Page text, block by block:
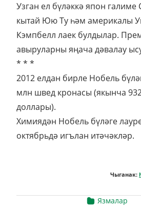
Узган ел бүләккә япон
кытай Юю Ту һәм америкалы
Кэмпбелл лаек булдылар.
авыруларны яңача дәвалау
* * *
2012 елдан бирле Нобель
млн швед кронасы (якынча
доллары).
Химиядән Нобель бүләге
октябрьдә игълан итәчәкләр.
Чыганак:
Язмалар